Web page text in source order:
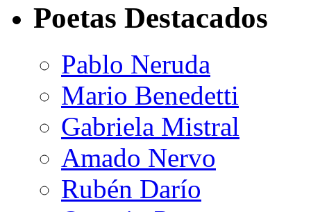
Poetas Destacados
Pablo Neruda
Mario Benedetti
Gabriela Mistral
Amado Nervo
Rubén Darío